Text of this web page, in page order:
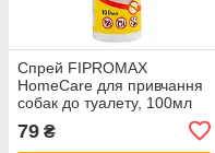
Спрей FIPROMAX
HomeCare для привчання
собак до туалету, 100мл
79 ₴